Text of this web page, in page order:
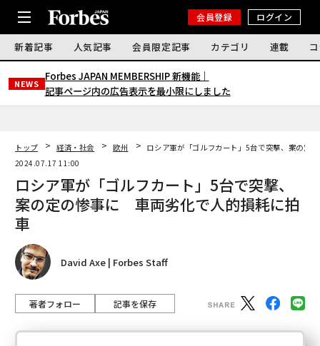
会員登録 ログイン
新着記事 人気記事 会員限定記事 カテゴリ 連載
NEWS
Forbes JAPAN MEMBERSHIP 新機能｜
記事ページ内の広告表示を最小限にしました
トップ 経済・社会 欧州
ロシア軍が「ゴルフカート」5台で突撃、案の定
2024.07.17 11:00
ロシア軍が「ゴルフカート」5台で突撃、
案の定の惨事に 車両劣化で人的損耗に拍
車
David Axe | Forbes Staff
著者フォロー 記事を保存